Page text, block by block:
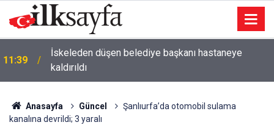
11:30
Ankara’da dev satış: Bir arsadan 3 milyar lira
kazanılacak
Anasayfa Güncel
Şanlıurfa’da otomobil sulama
kanalına devrildi; 3 yaralı